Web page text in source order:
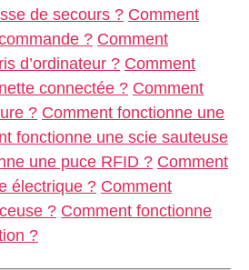
de secours ? Comment
? Comment
d’ordinateur ? Comment
connectée ? Comment
? Comment fonctionne une
fonctionne une scie sauteuse
une puce RFID ? Comment
électrique ? Comment
? Comment fonctionne
?